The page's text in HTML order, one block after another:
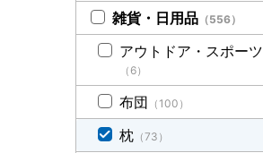
雑貨・日用品 （556）
アウトドア・スポーツ
（6）
布団 （100）
枕 （73）